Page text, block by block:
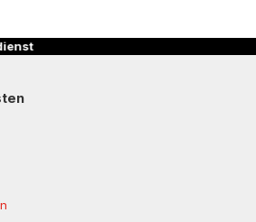
beoordelen ons met